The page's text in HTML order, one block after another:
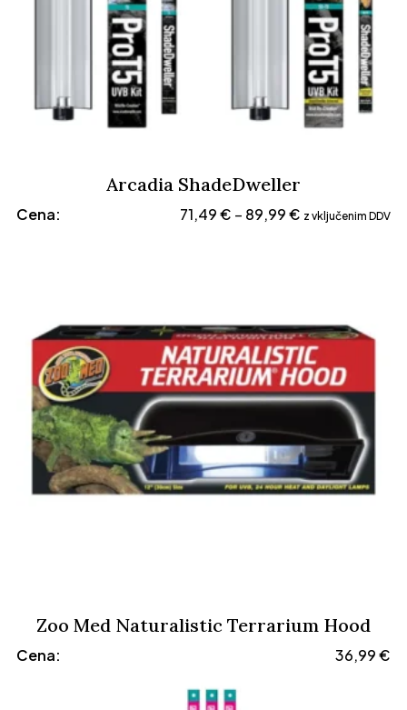
Arcadia ShadeDweller
Cena: 71,49€ – 89,99€ Cenovni
89,99 €
z vključenim DDV
Zoo Med Naturalistic Terrarium Hood
Cena: 36,99€